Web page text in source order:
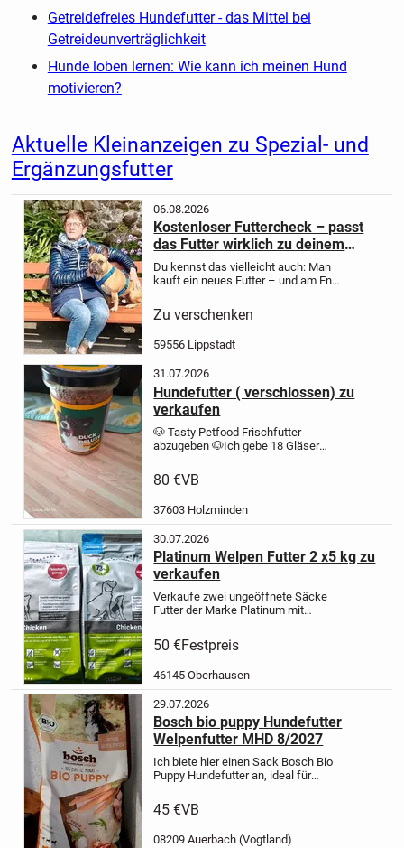
Getreidefreies Hundefutter - das Mittel bei
Getreideunverträglichkeit
Hunde loben lernen: Wie kann ich meinen Hund
motivieren?
Aktuelle Kleinanzeigen zu Spezial- und
Ergänzungsfutter
06.08.2026
Kostenloser Futtercheck – passt
das Futter wirklich zu deinem
Hund?
Du kennst das vielleicht auch: Man
kauft ein neues Futter – und am Ende
Jahren unterstütze ich Hundehalter
dabei, die passende Ernährung für
Zu verschenken
59556 Lippstadt
31.07.2026
Hundefutter ( verschlossen) zu
verkaufen
🐶 Tasty Petfood Frischfutter
abzugeben 🐶Ich gebe 18 Gläser
da meine Hündin es leider nicht
frisst.➡️ 8 Gläser Sorte: ______
80 €VB
37603 Holzminden
30.07.2026
Platinum Welpen Futter 2 x5 kg zu
verkaufen
Verkaufe zwei ungeöffnete Säcke
Futter der Marke Platinum mit
das leider nicht so gut 😕
noch bis Oktober 2027 haltbar.
50 €Festpreis
46145 Oberhausen
29.07.2026
Bosch bio puppy Hundefutter
Welpenfutter MHD 8/2027
Ich biete hier einen Sack Bosch Bio
Puppy Hundefutter an, ideal für
hochwertiges Futter, das speziell auf
die Bedürfnisse junger Hunde
45 €VB
08209 Auerbach (Vogtland)